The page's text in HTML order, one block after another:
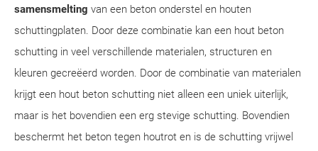
samensmelting van een beton onderstel en houten
schuttingplaten. Door deze combinatie kan een hout beton
schutting in veel verschillende materialen, structuren en
kleuren gecreëerd worden. Door de combinatie van materialen
krijgt een hout beton schutting niet alleen een uniek uiterlijk,
maar is het bovendien een erg stevige schutting. Bovendien
beschermt het beton tegen houtrot en is de schutting vrijwel